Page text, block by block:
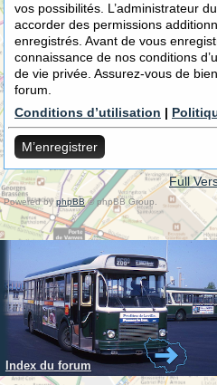
vos possibilités. L’administrateur
accorder des permissions
enregistrés. Avant de vous
connaissance de nos conditions
de vie privée. Assurez-vous de
forum.
Conditions d’utilisation |
M’enregistrer
Full
Powered byphpBB© phpBB Group.
Index du forum